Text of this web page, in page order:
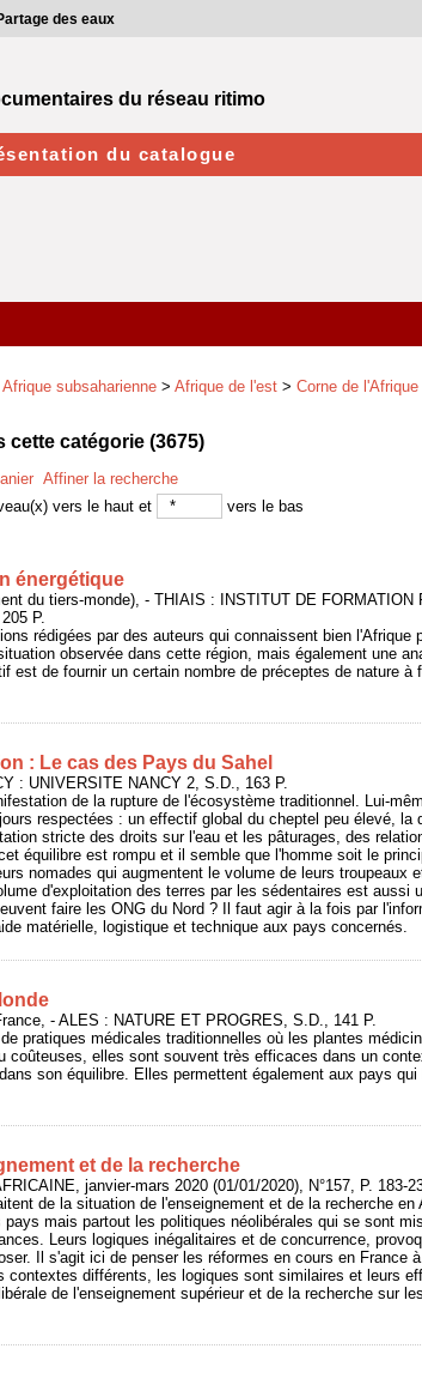
Afrique subsaharienne > Afrique de l'est > Corne de l'Afrique
cette catégorie (3675)
Affiner la recherche
vers le haut et vers le bas
énergétique
du tiers-monde), - THIAIS : INSTITUT DE FORMATION
P.
rédigées par des auteurs qui connaissent bien l'Afrique
observée dans cette région, mais également une
est de fournir un certain nombre de préceptes de nature à
: Le cas des Pays du Sahel
: UNIVERSITE NANCY 2, S.D., 163 P.
de la rupture de l'écosystème traditionnel. Lui-
respectées : un effectif global du cheptel peu élevé, la
stricte des droits sur l'eau et les pâturages, des
équilibre est rompu et il semble que l'homme soit le
nomades qui augmentent le volume de leurs troupeaux
d'exploitation des terres par les sédentaires est aussi
faire les ONG du Nord ? Il faut agir à la fois par
matérielle, logistique et technique aux pays concernés.
- ALES : NATURE ET PROGRES, S.D., 141 P.
pratiques médicales traditionnelles où les plantes
coûteuses, elles sont souvent très efficaces dans un
son équilibre. Elles permettent également aux pays
et de la recherche
janvier-mars 2020 (01/01/2020), N°157, P. 183-
de la situation de l'enseignement et de la recherche en
mais partout les politiques néolibérales qui se sont
Leurs logiques inégalitaires et de concurrence,
Il s'agit ici de penser les réformes en cours en France
contextes différents, les logiques sont similaires et leurs
de l'enseignement supérieur et de la recherche sur
des eaux
du réseau ritimo
du catalogue